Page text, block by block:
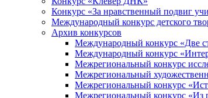
Конкурс «За нравственный подвиг
Международный конкурс детского
Архив конкурсов
Международный конкурс «Две
Международный конкурс
Межрегиональный конкурс
Межрегиональный
Межрегиональный конкурс
Межрегиональный конкурс «Из